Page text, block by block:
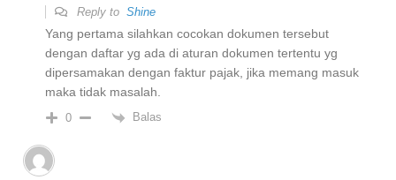
Reply to Shine
Yang pertama silahkan cocokan dokumen tersebut
dengan daftar yg ada di aturan dokumen tertentu yg
dipersamakan dengan faktur pajak, jika memang masuk
maka tidak masalah.
0 Balas